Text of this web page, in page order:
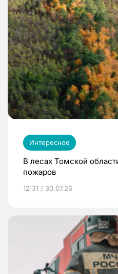
Интересное
В лесах Томской
пожаров
12:31 / 30.07.26